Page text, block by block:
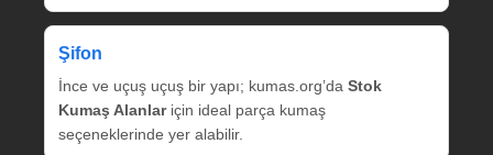
Şifon
İnce ve uçuş uçuş bir yapı; kumas.org’da Stok
Kumaş Alanlariçin ideal parça kumaş
seçeneklerinde yer alabilir.